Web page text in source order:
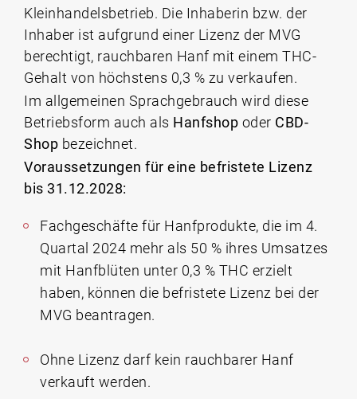
Kleinhandelsbetrieb. Die Inhaberin bzw. der
Inhaber ist aufgrund einer Lizenz der MVG
berechtigt, rauchbaren Hanf mit einem THC-
Gehalt von höchstens 0,3 % zu verkaufen.
Im allgemeinen Sprachgebrauch wird diese
Betriebsform auch als Hanfshop oder CBD-
Shop bezeichnet.
Voraussetzungen für eine befristete Lizenz
bis 31.12.2028:
Fachgeschäfte für Hanfprodukte, die im 4.
Quartal 2024 mehr als 50 % ihres Umsatzes
mit Hanfblüten unter 0,3 % THC erzielt
haben, können die befristete Lizenz bei der
MVG beantragen.
Ohne Lizenz darf kein rauchbarer Hanf
verkauft werden.